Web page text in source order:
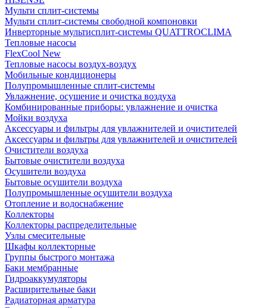
Мульти сплит-системы
Мульти сплит-системы свободной компоновки
Инверторные мультисплит-системы QUATTROCLIMA
Тепловые насосы
FlexCool New
Тепловые насосы воздух-воздух
Мобильные кондиционеры
Полупромышленные сплит-системы
Увлажнение, осушение и очистка воздуха
Комбинированные приборы: увлажнение и очистка
Мойки воздуха
Аксессуары и фильтры для увлажнителей и очистителей
Аксессуары и фильтры для увлажнителей и очистителей
Очистители воздуха
Бытовые очистители воздуха
Осушители воздуха
Бытовые осушители воздуха
Полупромышленные осушители воздуха
Отопление и водоснабжение
Коллекторы
Коллекторы распределительные
Узлы смесительные
Шкафы коллекторные
Группы быстрого монтажа
Баки мембранные
Гидроаккумуляторы
Расширительные баки
Радиаторная арматура